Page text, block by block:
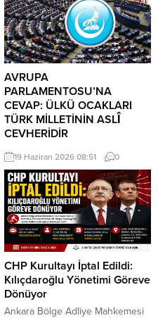
AVRUPA
PARLAMENTOSU’NA
CEVAP: ÜLKÜ OCAKLARI
TÜRK MİLLETİNİN ASLÎ
CEVHERİDİR
MHP milletvekili Prof. Dr. İlyas
Topsakal AB parlamentosuna
cevap verdi: Avrupa
Parlamentosu tarafından 17
Haziran 2026 tarihinde kabul
edilen Türkiye Raporu, teknik bir
ilerleme belgesi olmaktan ziyade,
Türkiye-AB ilişkilerinin gerilimli fay
hatlarını derinleştiren ve
Ankara’nın stratejik özerkliğini
hedef alan bir siyasi pozisyon
belgesi niteliğindedir. Raporun
19 Haziran 2026 08:51 0
CHP Kurultayı İptal Edildi:
Kılıçdaroğlu Yönetimi Göreve
Dönüyor
Ankara Bölge Adliye Mahkemesi